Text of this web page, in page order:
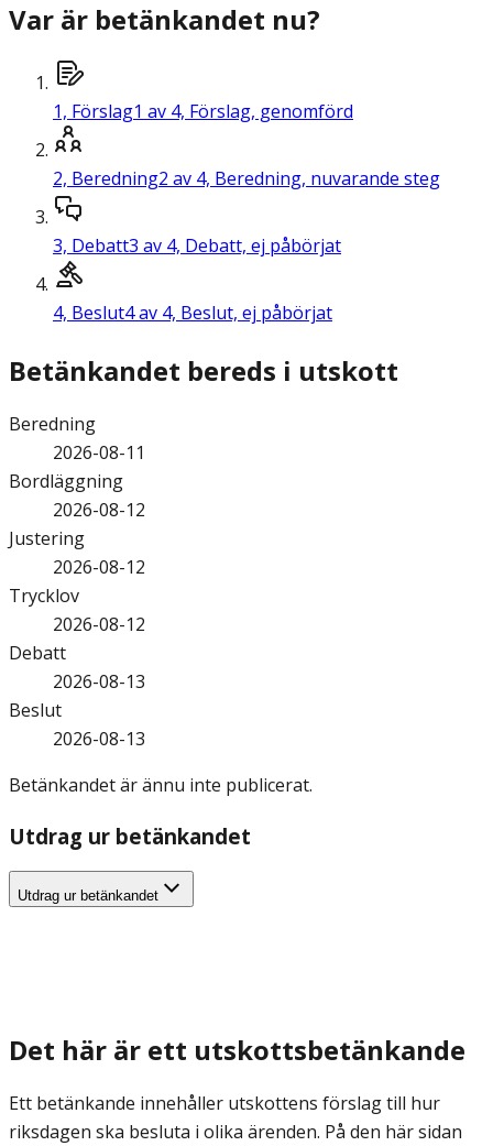
Var är betänkandet nu?
1, Förslag1 av 4, Förslag, genomförd
2, Beredning2 av 4, Beredning, nuvarande steg
3, Debatt3 av 4, Debatt, ej påbörjat
4, Beslut4 av 4, Beslut, ej påbörjat
Betänkandet bereds i utskott
Beredning
2026-08-11
Bordläggning
2026-08-12
Justering
2026-08-12
Trycklov
2026-08-12
Debatt
2026-08-13
Beslut
2026-08-13
Betänkandet är ännu inte publicerat.
Utdrag ur betänkandet
Utdrag ur betänkandet
Det här är ett utskottsbetänkande
Ett betänkande innehåller utskottens förslag till hur
riksdagen ska besluta i olika ärenden. På den här sidan